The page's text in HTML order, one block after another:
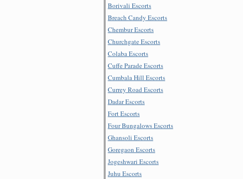
Borivali Escorts
Breach Candy Escorts
Chembur Escorts
Churchgate Escorts
Colaba Escorts
Cuffe Parade Escorts
Cumbala Hill Escorts
Currey Road Escorts
Dadar Escorts
Fort Escorts
Four Bungalows Escorts
Ghansoli Escorts
Goregaon Escorts
Jogeshwari Escorts
Juhu Escorts